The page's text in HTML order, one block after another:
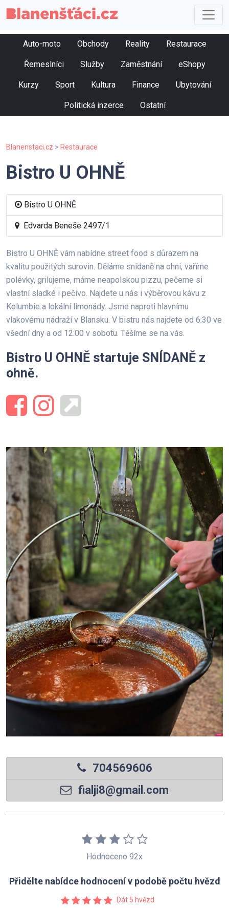
Auto-moto Obchody Reality Restaurace
Řemeslníci Služby Zaměstnání eShopy
Kurzy Sport Kultura Finance Ubytování
Politická inzerce Ostatní
Blanenstaci.cz > Restaurace
Bistro U OHNĚ
Bistro U OHNĚ
Edvarda Beneše 2497/1
Bistro U OHNĚ vám nabídne street food s důrazem na
kvalitu použitých surovin. Děláme snídaně na ohni, vaříme
polévky, grilujeme, máme neapolskou pizzu, pečeme si
vlastní sladké i pečivo. Najdete u nás i výběrovou kávu z
Kolumbie a lokální limonády. Jsme naproti hlavnímu
vlakovému nádraží v Blansku. V bistru nás najdete od 6:30 ve
všední dny a od 12:00 v sobotu. Těšíme se na vás.
Bistro U OHNĚ startuje SNÍDANĚ z
ohně.
704569606
fialji8@gmail.com
Hodnoceno 92x
Přidělte nabídce hodnocení v podobě počtu hvězd
Dát 5 hvězd